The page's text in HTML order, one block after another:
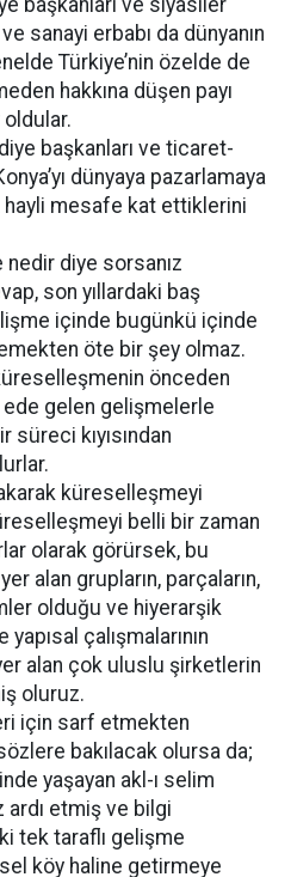
başkanları ve siyasiler
sanayi erbabı da dünyanın
Türkiye’nin özelde de
hakkına düşen payı
başkanları ve ticaret-
dünyaya pazarlamaya
hayli mesafe kat ettiklerini
diye sorsanız
son yıllardaki baş
içinde bugünkü içinde
öte bir şey olmaz.
önceden
ede gelen gelişmelerle
kıyısından
küreselleşmeyi
belli bir zaman
olarak görürsek, bu
alan grupların, parçaların,
olduğu ve hiyerarşik
çalışmalarının
alan çok uluslu şirketlerin
oluruz.
için sarf etmekten
bakılacak olursa da;
yaşayan akl-ı selim
ardı etmiş ve bilgi
tek taraflı gelişme
köy haline getirmeye